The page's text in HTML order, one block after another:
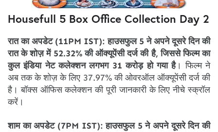
Housefull 5 Box Office Collection Day 2
रात का अपडेट (11PM IST): हाउसफुल 5 ने अपने दूसरे दिन की
रात के शोज़ में 52.32% की ऑक्यूपेंसी दर्ज की है, जिससे फिल्म का
कुल इंडिया नेट कलेक्शन लगभग 31 करोड़ हो गया है। फिल्म ने
अब तक के शोज़ के लिए 37.97% की ओवरऑल ऑक्यूपेंसी दर्ज की
है। बॉक्स ऑफिस कलेक्शन की पूरी जानकारी के लिए नीचे स्क्रॉल
करें।
शाम का अपडेट (7PM IST): हाउसफुल 5 ने अपने दूसरे दिन की